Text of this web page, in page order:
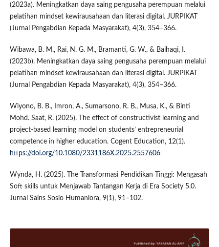
(2023a). Meningkatkan daya saing pengusaha perempuan melalui
pelatihan mindset kewirausahaan dan literasi digital. JURPIKAT
(Jurnal Pengabdian Kepada Masyarakat), 4(3), 354–366.
Wibawa, B. M., Rai, N. G. M., Bramanti, G. W., & Baihaqi, I.
(2023b). Meningkatkan daya saing pengusaha perempuan melalui
pelatihan mindset kewirausahaan dan literasi digital. JURPIKAT
(Jurnal Pengabdian Kepada Masyarakat), 4(3), 354–366.
Wiyono, B. B., Imron, A., Sumarsono, R. B., Musa, K., & Binti
Mohd. Saat, R. (2025). The effect of constructivist learning and
project-based learning model on students’ entrepreneurial
competence in higher education. Cogent Education, 12(1).
https://doi.org/10.1080/2331186X.2025.2557606
Wynda, H. (2025). The Transformasi Pendidikan Tinggi: Mengasah
Soft skills untuk Menjawab Tantangan Kerja di Era Society 5.0.
Jurnal Sains Sosio Humaniora, 9(1), 91–102.